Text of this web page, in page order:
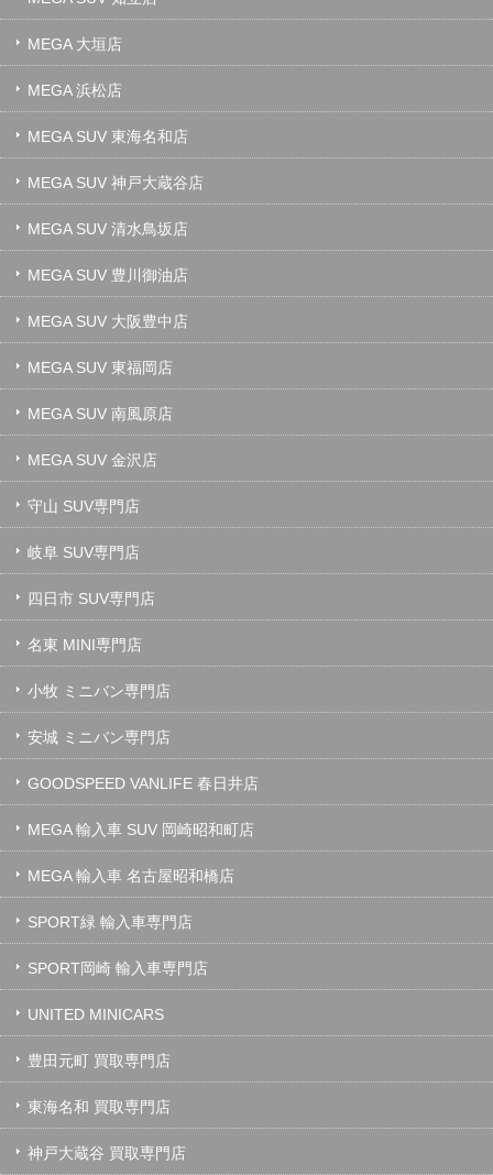
MEGA 大垣店
MEGA 浜松店
MEGA SUV 東海名和店
MEGA SUV 神戸大蔵谷店
MEGA SUV 清水鳥坂店
MEGA SUV 豊川御油店
MEGA SUV 大阪豊中店
MEGA SUV 東福岡店
MEGA SUV 南風原店
MEGA SUV 金沢店
守山 SUV専門店
岐阜 SUV専門店
四日市 SUV専門店
名東 MINI専門店
小牧 ミニバン専門店
安城 ミニバン専門店
GOODSPEED VANLIFE 春日井店
MEGA 輸入車 SUV 岡崎昭和町店
MEGA 輸入車 名古屋昭和橋店
SPORT緑 輸入車専門店
SPORT岡崎 輸入車専門店
UNITED MINICARS
豊田元町 買取専門店
東海名和 買取専門店
神戸大蔵谷 買取専門店